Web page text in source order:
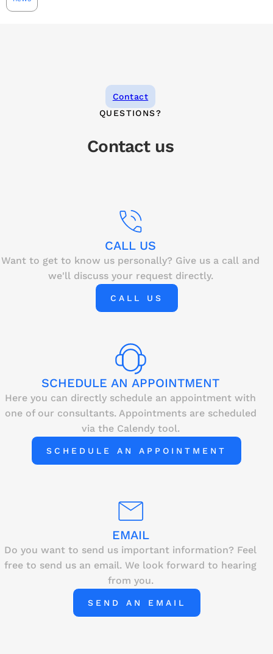
Contact
QUESTIONS?
Contact us
CALL US
Want to get to know us personally? Give us a call and
we'll discuss your request directly.
CALL US
SCHEDULE AN APPOINTMENT
Here you can directly schedule an appointment with
one of our consultants. Appointments are scheduled
via the Calendy tool.
SCHEDULE AN APPOINTMENT
EMAIL
Do you want to send us important information? Feel
free to send us an email. We look forward to hearing
from you.
SEND AN EMAIL